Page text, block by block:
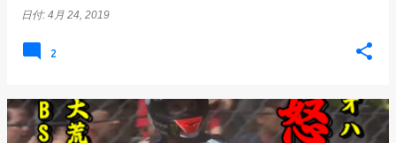
日付: 4月 24, 2019
2